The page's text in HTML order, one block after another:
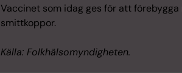
Vaccinet som idag ges för att
smittkoppor.
Källa: Folkhälsomyndigheten.